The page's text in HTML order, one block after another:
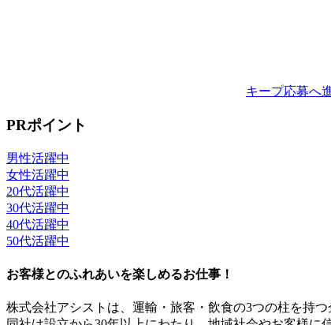
キープ応募へ
PRポイント
男性活躍中
女性活躍中
20代活躍中
30代活躍中
40代活躍中
50代活躍中
お客様とのふれあいを楽しめるお仕事！
株式会社アシストは、運輸・旅客・飲食の3つの柱を持つ